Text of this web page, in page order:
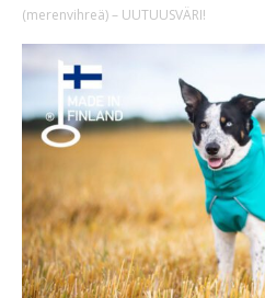
(merenvihreä) – UUTUUSVÄRI!